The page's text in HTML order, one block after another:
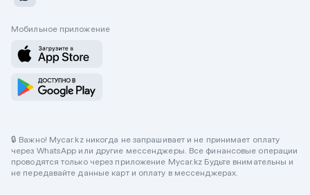
Мобильное приложение
🔒 Важно! Mycar.kz никогда не запрашивает и не принимает оплату
через WhatsApp или другие мессенджеры. Все финансовые операции
проводятся только через приложение Mycar.kz Будьте внимательны и
не передавайте данные карт и оплату в мессенджерах.